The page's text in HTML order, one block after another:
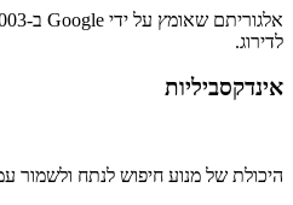
לדירוג.
אינדקסביליות
היכולת של מנוע חיפוש לנתח ולשמור